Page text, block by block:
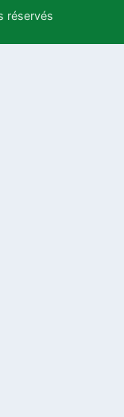
réservés